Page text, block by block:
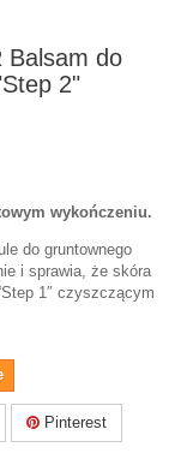
Balsam do
2"
wykończeniu.
do gruntownego
i sprawia, że skóra
1″ czyszczącym
Pinterest